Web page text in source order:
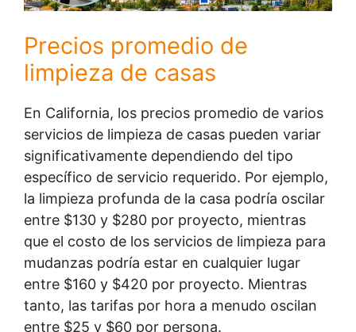
Precios promedio de
limpieza de casas
En California, los precios promedio de varios
servicios de limpieza de casas pueden variar
significativamente dependiendo del tipo
específico de servicio requerido. Por ejemplo,
la limpieza profunda de la casa podría oscilar
entre $130 y $280 por proyecto, mientras
que el costo de los servicios de limpieza para
mudanzas podría estar en cualquier lugar
entre $160 y $420 por proyecto. Mientras
tanto, las tarifas por hora a menudo oscilan
entre $25 y $60 por persona.